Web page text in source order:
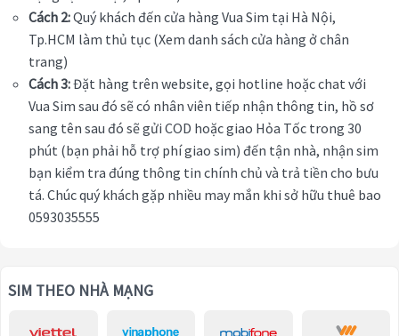
Cách 2:Quý khách đến cửa hàng Vua Sim tại Hà Nội,
Tp.HCM làm thủ tục (Xem danh sách cửa hàng ở chân
trang)
Cách 3:Đặt hàng trên website, gọi hotline hoặc chat với
Vua Sim sau đó sẽ có nhân viên tiếp nhận thông tin, hồ sơ
sang tên sau đó sẽ gửi COD hoặc giao Hỏa Tốc trong 30
phút (bạn phải hỗ trợ phí giao sim) đến tận nhà, nhận sim
bạn kiểm tra đúng thông tin chính chủ và trả tiền cho bưu
tá. Chúc quý khách gặp nhiều may mắn khi sở hữu thuê bao
0593035555
SIM THEO NHÀ MẠNG